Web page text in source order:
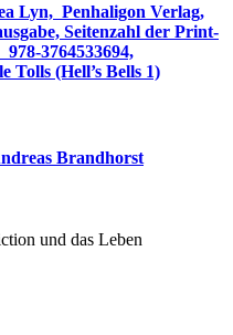
Lyn, ‎ Penhaligon Verlag,
Seitenzahl der Print-
Belle Tolls (Hell’s Bells 1)
Brandhorst
und das Leben